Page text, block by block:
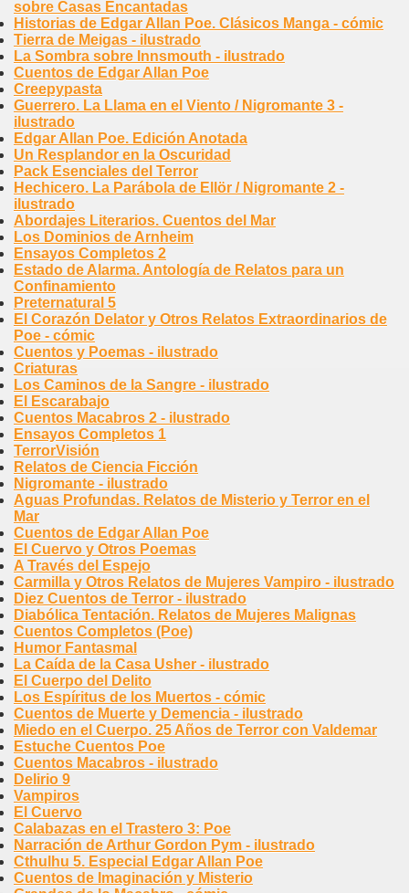
sobre Casas Encantadas
Historias de Edgar Allan Poe. Clásicos Manga - cómic
Tierra de Meigas - ilustrado
La Sombra sobre Innsmouth - ilustrado
Cuentos de Edgar Allan Poe
Creepypasta
Guerrero. La Llama en el Viento / Nigromante 3 -
ilustrado
Edgar Allan Poe. Edición Anotada
Un Resplandor en la Oscuridad
Pack Esenciales del Terror
Hechicero. La Parábola de Ellör / Nigromante 2 -
ilustrado
Abordajes Literarios. Cuentos del Mar
Los Dominios de Arnheim
Ensayos Completos 2
Estado de Alarma. Antología de Relatos para un
Confinamiento
Preternatural 5
El Corazón Delator y Otros Relatos Extraordinarios de
Poe - cómic
Cuentos y Poemas - ilustrado
Criaturas
Los Caminos de la Sangre - ilustrado
El Escarabajo
Cuentos Macabros 2 - ilustrado
Ensayos Completos 1
TerrorVisión
Relatos de Ciencia Ficción
Nigromante - ilustrado
Aguas Profundas. Relatos de Misterio y Terror en el
Mar
Cuentos de Edgar Allan Poe
El Cuervo y Otros Poemas
A Través del Espejo
Carmilla y Otros Relatos de Mujeres Vampiro - ilustrado
Diez Cuentos de Terror - ilustrado
Diabólica Tentación. Relatos de Mujeres Malignas
Cuentos Completos (Poe)
Humor Fantasmal
La Caída de la Casa Usher - ilustrado
El Cuerpo del Delito
Los Espíritus de los Muertos - cómic
Cuentos de Muerte y Demencia - ilustrado
Miedo en el Cuerpo. 25 Años de Terror con Valdemar
Estuche Cuentos Poe
Cuentos Macabros - ilustrado
Delirio 9
Vampiros
El Cuervo
Calabazas en el Trastero 3: Poe
Narración de Arthur Gordon Pym - ilustrado
Cthulhu 5. Especial Edgar Allan Poe
Cuentos de Imaginación y Misterio